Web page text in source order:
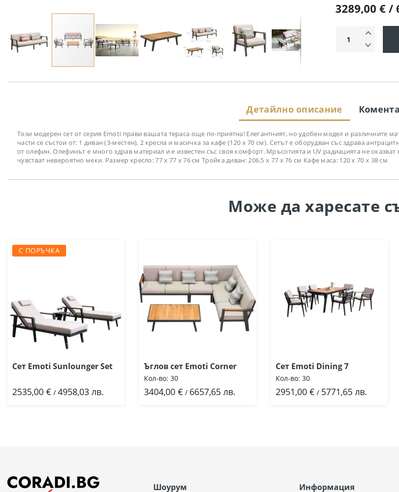
3289,00 € /
към
снимки
Детайлно описание
Този модерен сет от серия Emoti прави вашата тераса още по-приятна! Елегантният, но удобен модел и различните
части се състои от: 1 диван (3-местен), 2 кресла и масичка за кафе (120 х 70 см). Сетът е оборудван със здрава
от олефин. Олефинът е много здрав материал и е известен със своя комфорт. Мръсотията и UV радиацията не
чувстват невероятно меки. Размер кресло: 77 х 77 х 76 см Тройка диван: 206.5 х 77 х 76 см Кафе маса: 120 х 70 х 38 см
Може да харесате
С ПОРЪЧКА
Сет Emoti Sunlounger Set
2535,00 € / 4958,03 лв.
Добави
Ъглов сет Emoti Corner
Кол-во: 30
3404,00 € / 6657,65 лв.
Добави
Сет Emoti Dining 7
Кол-во: 30
2951,00 € / 5771,65 лв.
Добави
Шоурум Информация